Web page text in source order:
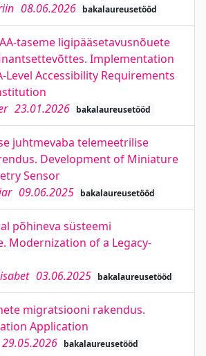
08.06.2026 bakalaureusetööd
taseme ligipääsetavusnõuete
Implementation
Level Accessibility Requirements
23.01.2026 bakalaureusetööd
juhtmevaba telemeetrilise
Development of Miniature
Sensor
09.06.2025 bakalaureusetööd
põhineva süsteemi
Modernization of a Legacy-
03.06.2025 bakalaureusetööd
migratsiooni rakendus.
Application
29.05.2026 bakalaureusetööd